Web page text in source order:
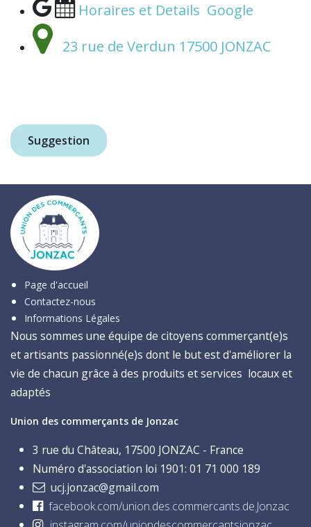
Horaires et Details Google
23 rue de Verdun 17500 JONZAC
Suggestion
Page d'accueil
Contactez-nous
Informations Légales
Nous sommes une équipe de citoyens commerçant(e)s
et artisants passionné(e)s dont le but est d'améliorer la
vie de chacun grâce à des produits et services locaux et
adaptés
Union des commerçants de Jonzac
3 rue du Château, 17500 JONZAC - France
Numéro d'association loi 1901: 01 71 000 189
ucj.jonzac@gmail.com
facebook.com/union.des.commercants.de.Jonzac